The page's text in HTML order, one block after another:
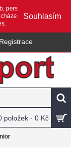
personalizaci
webu
Souhlasím
Registrace
položek - 0 Kč